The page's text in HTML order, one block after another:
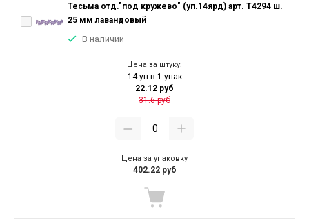
Тесьма отд."под кружево" (уп.14ярд) арт. T4294 ш.
25 мм лавандовый
В наличии
Цена за штуку:
14 уп в 1 упак
22.12 руб
31.6 руб
Цена за упаковку
402.22 руб